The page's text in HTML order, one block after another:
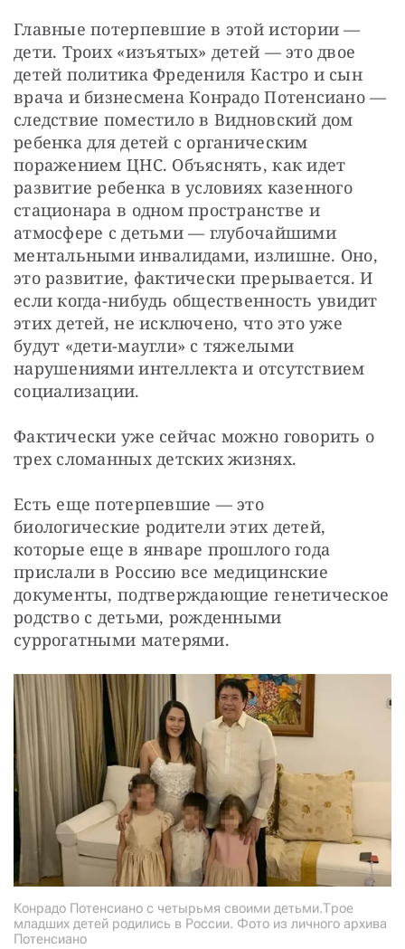
Главные потерпевшие в этой истории —
дети. Троих «изъятых» детей — это двое
детей политика Фредениля Кастро и сын
врача и бизнесмена Конрадо Потенсиано —
следствие поместило в Видновский дом
ребенка для детей с органическим
поражением ЦНС. Объяснять, как идет
развитие ребенка в условиях казенного
стационара в одном пространстве и
атмосфере с детьми — глубочайшими
ментальными инвалидами, излишне. Оно,
это развитие, фактически прерывается. И
если когда-нибудь общественность увидит
этих детей, не исключено, что это уже
будут «дети-маугли» с тяжелыми
нарушениями интеллекта и отсутствием
социализации.
Фактически уже сейчас можно говорить о
трех сломанных детских жизнях.
Есть еще потерпевшие — это
биологические родители этих детей,
которые еще в январе прошлого года
прислали в Россию все медицинские
документы, подтверждающие генетическое
родство с детьми, рожденными
суррогатными матерями.
Конрадо Потенсиано с четырьмя своими детьми.Трое
младших детей родились в России. Фото из личного архива
Потенсиано